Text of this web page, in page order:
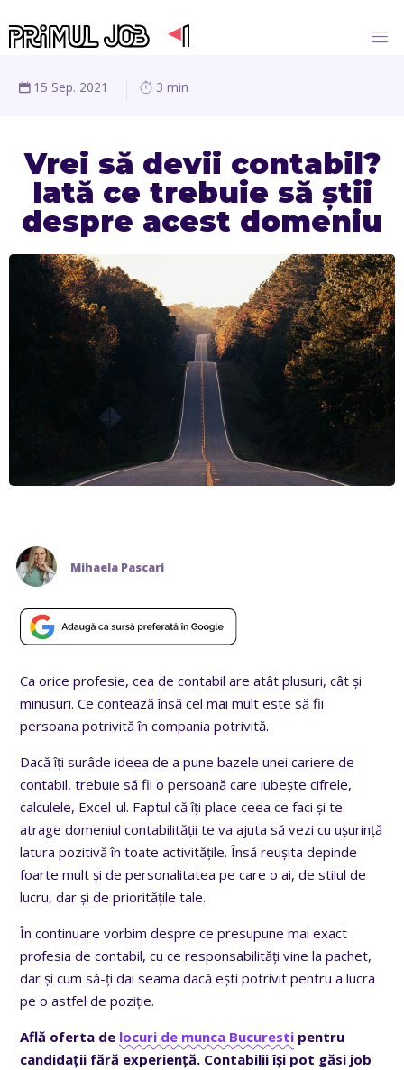
15 Sep. 2021 3 min
Vrei să devii contabil?
Iată ce trebuie să știi
despre acest domeniu
Mihaela Pascari
Ca orice profesie, cea de contabil are atât plusuri, cât și
minusuri. Ce contează însă cel mai mult este să fii
persoana potrivită în compania potrivită.
Dacă îți surâde ideea de a pune bazele unei cariere de
contabil, trebuie să fii o persoană care iubește cifrele,
calculele, Excel-ul. Faptul că îți place ceea ce faci și te
atrage domeniul contabilității te va ajuta să vezi cu ușurință
latura pozitivă în toate activitățile. Însă reușita depinde
foarte mult și de personalitatea pe care o ai, de stilul de
lucru, dar și de prioritățile tale.
În continuare vorbim despre ce presupune mai exact
profesia de contabil, cu ce responsabilități vine la pachet,
dar și cum să-ți dai seama dacă ești potrivit pentru a lucra
pe o astfel de poziție.
Află oferta de locuri de munca Bucuresti pentru
candidații fără experiență. Contabilii își pot găsi job